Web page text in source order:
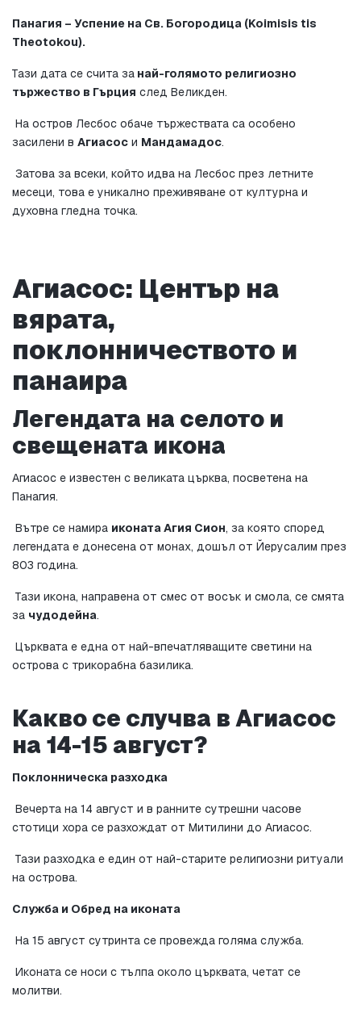
Панагия – Успение на Св. Богородица (Koimisis tis
Theotokou).
Тази дата се счита за най-голямото религиозно
тържество в Гърция след Великден.
засилени в Агиасос и Мандамадос.
месеци, това е уникално преживяване от културна и
духовна гледна точка.
Агиасос: Център на
вярата,
поклонничеството и
панаира
Легендата на селото и
свещената икона
Агиасос е известен с великата църква, посветена на
Панагия.
Вътре се намира иконата Агия Сион, за която според
легендата е донесена от монах, дошъл от Йерусалим през
803 година.
за чудодейна.
острова с трикорабна базилика.
Какво се случва в Агиасос
на 14-15 август?
Поклонническа разходка
стотици хора се разхождат от Митилини до Агиасос.
на острова.
Служба и Обред на иконата
На 15 август сутринта се провежда голяма служба.
молитви.